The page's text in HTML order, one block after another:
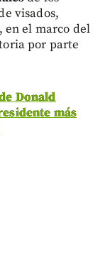
visados,
en el marco del
por parte
Donald
más